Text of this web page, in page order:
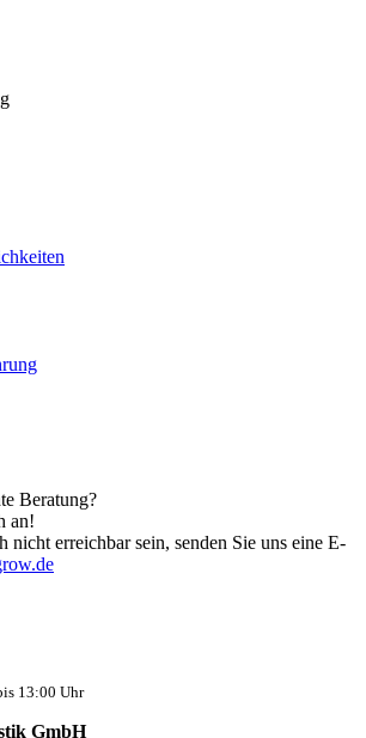
Beratung?
an!
nicht erreichbar sein, senden Sie uns eine E-
13:00 Uhr
GmbH